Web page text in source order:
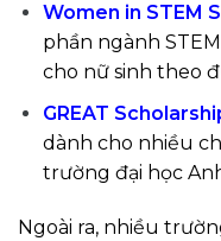
Women in STEM
phần ngành
cho nữ sinh theo
GREAT
dành cho nhiều
trường đại học
Ngoài ra, nhiều